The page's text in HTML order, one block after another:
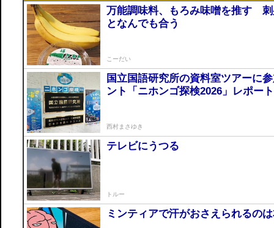
万能調味料、もろみ味噌を推す
となんでも合う
こーだい
国立国語研究所の資料室ツアーに
ント「ニホンゴ探検2026」レポート
西村まさゆき
テレビにうつる
トルー
ミンティアで汗がおさえられるの